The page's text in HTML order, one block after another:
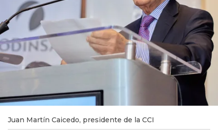
Juan Martín Caicedo, presidente de la CCI